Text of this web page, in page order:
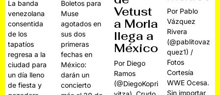
La banda
venezolana
consentida
de los
tapatíos
regresa a la
ciudad para
un día lleno
de fiesta y
Boletos para
Muse
agotados en
sus dos
primeras
fechas en
México:
darán un
concierto
Vetust
a Morla
llega a
México
Por Diego
Ramos
(@DiegoKopri
Por Pablo
Vázquez
Rivera
(@pablitovaz
quez1) /
Fotos
Cortesía
WWE Ocesa.
Sin importar